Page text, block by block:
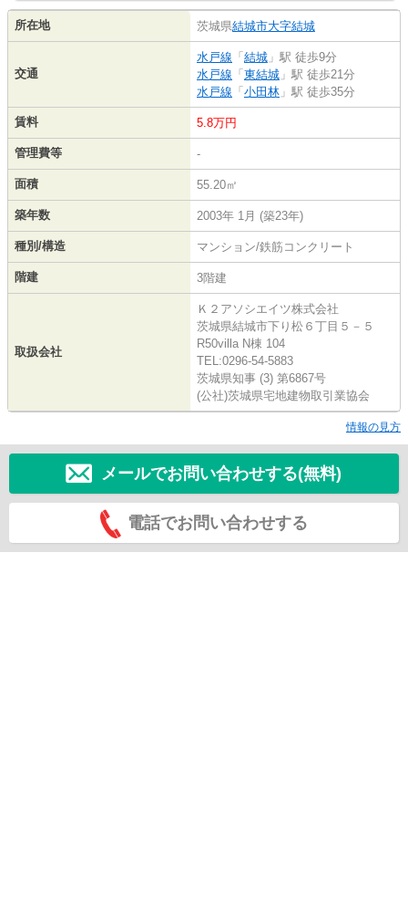
所在地 茨城県結城市大字結城
交通
水戸線 「 結城 」駅 徒歩9分
水戸線 「 東結城 」駅 徒歩21分
水戸線 「 小田林 」駅 徒歩35分
賃料 5.8万円
管理費等 -
面積 55.20㎡
築年数 2003年 1月 (築23年)
種別/構造 マンション/鉄筋コンクリート
階建 3階建
取扱会社
Ｋ２アソシエイツ株式会社
茨城県結城市下り松６丁目５－５
R50villa N棟 104
TEL:0296-54-5883
茨城県知事 (3) 第6867号
(公社)茨城県宅地建物取引業協会
情報の見方
メールでお問い合わせする(無料)
電話でお問い合わせする